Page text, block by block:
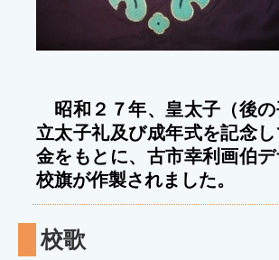
昭和２７年、皇太子（後の
立太子礼及び成年式を記念
金をもとに、古市幸利画伯
校旗が作製されました。
校歌